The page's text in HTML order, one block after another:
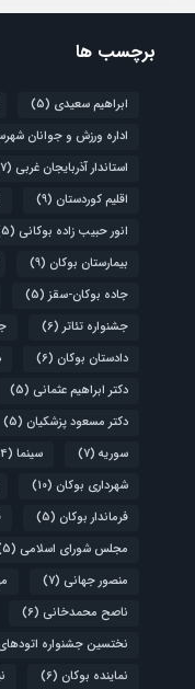
برچسب ها
ابراهیم سعیدی (5)
اداره ورزش و جوانان
استاندار آذربایجان غربی (17)
اقلیم کوردستان (9)
انور حبیب زاده بوکانی (5)
بیمارستان بوکان (9)
جاده بوکان-سقز (5)
جشنواره تئاتر (6)
دادستان بوکان (6)
دکتر ابراهیم عثمانی (5)
دکتر مسعود پزشکیان (5)
سوریه (7) سینما (14)
شهرداری بوکان (10)
فرماندار بوکان (5)
مجلس شورای اسلامی (5)
منصور جهانی (7)
ناصح محمدخانی (6)
نختسین جشنواره
نماینده بوکان (6)